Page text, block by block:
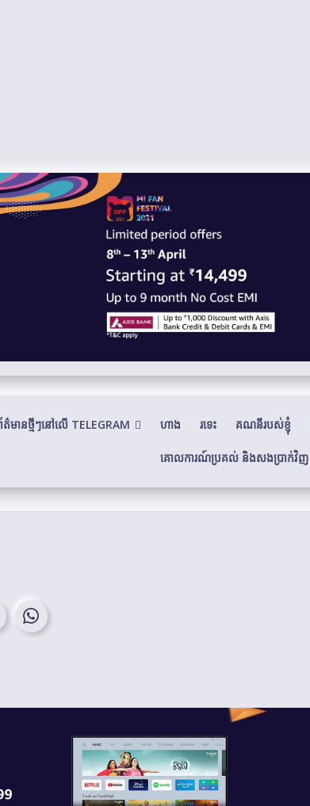
មានថ្មីៗនៅលើ TELEGRAM ហាង រទេះ គណនីរបស់ខ្ញុំ
គោលការណ៍ប្រគល់ និងសងប្រាក់វិញ